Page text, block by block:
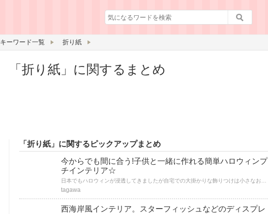
キーワード一覧 折り紙
「折り紙」に関するまとめ
「折り紙」に関するピックアップまとめ
今からでも間に合う!子供と一緒に作れる簡単ハロウィンプ
チインテリア☆
tagawa
西海岸風インテリア。スターフィッシュなどのディスプレ